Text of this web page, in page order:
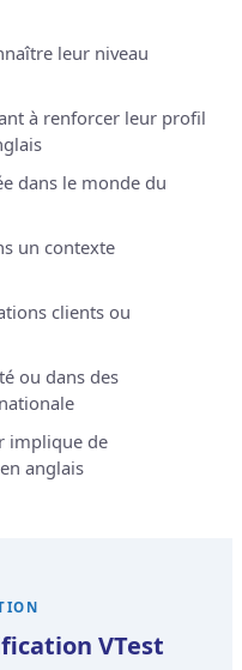
leur niveau
à renforcer leur profil
dans le monde du
un contexte
clients ou
ou dans des
implique de
anglais
VTest